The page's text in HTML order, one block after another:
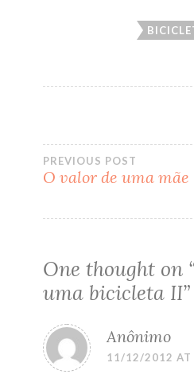
PREVIOUS POST
O valor de uma mãe
One thought on
uma bicicleta II”
Anônimo
11/12/2012 AT